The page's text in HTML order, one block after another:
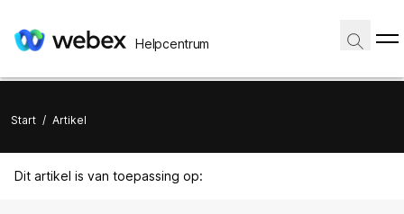
Helpcentrum
Start / Artikel
Dit artikel is van toepassing op: